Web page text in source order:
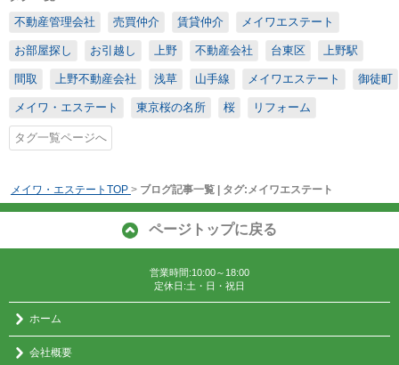
不動産管理会社
売買仲介 賃貸仲介 メイワエステート
お部屋探し お引越し 上野 不動産会社 台東区 上野駅
間取 上野不動産会社 浅草 山手線 メイワエステート 御徒町
メイワ・エステート 東京桜の名所 桜 リフォーム
タグ一覧ページへ
メイワ・エステートTOP > ブログ記事一覧 | タグ:メイワエステート
ページトップに戻る
営業時間:10:00～18:00
定休日:土・日・祝日
ホーム
会社概要